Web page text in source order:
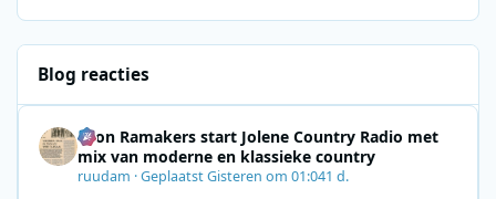
Blog reacties
Leon Ramakers start Jolene Country Radio met
mix van moderne en klassieke country
ruudam ·GeplaatstGisteren om 01:041 d.